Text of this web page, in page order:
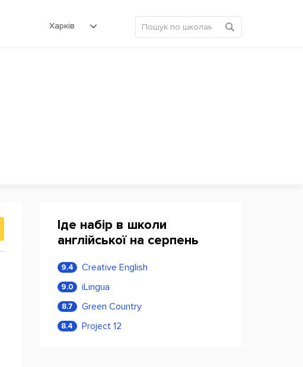
Харків
Іде набір в школи
англійської на серпень
9.4 Creative English
9.0 iLingua
8.7 Green Country
8.4 Project 12